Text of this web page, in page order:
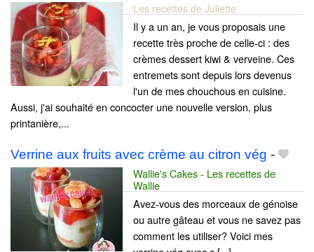
Les recettes de Juliette
Il y a un an, je vous proposais une
recette très proche de celle-ci : des
crèmes dessert kiwi & verveine. Ces
entremets sont depuis lors devenus
l'un de mes chouchous en cuisine.
Aussi, j'ai souhaité en concocter une nouvelle version, plus
printanière,...
Verrine aux fruits avec crème au citron vég -
Wallie's Cakes - Les recettes de
Wallie
Avez-vous des morceaux de génoise
ou autre gâteau et vous ne savez pas
comment les utiliser? Voici mes